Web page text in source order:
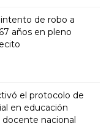
de robo a
años en pleno
el protocolo de
en educación
nacional